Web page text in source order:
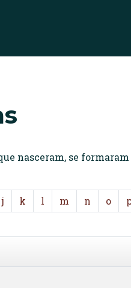
nasceram, se
j k l m n o